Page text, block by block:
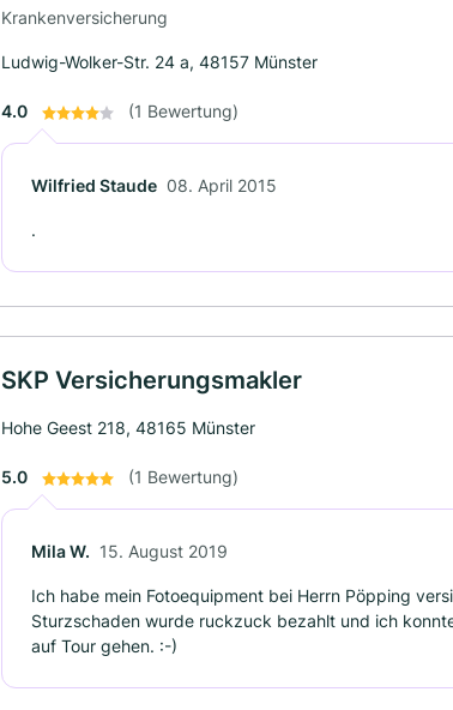
Krankenversicherung
Ludwig-Wolker-Str. 24 a, 48157 Münster
4.0 (1 Bewertung)
Wilfried Staude 08. April 2015
.
SKP Versicherungsmakler
Hohe Geest 218, 48165 Münster
5.0 (1 Bewertung)
Mila W. 15. August 2019
Ich habe mein Fotoequipment bei Herrn Pöpping
Sturzschaden wurde ruckzuck bezahlt und ich
auf Tour gehen. :-)